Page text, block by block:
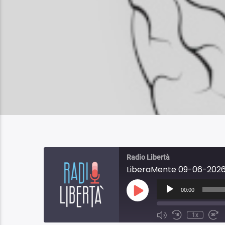
Radio Libertà
LiberaMente 09-06-
Play
Episode
Audio
Player
00:00
1x